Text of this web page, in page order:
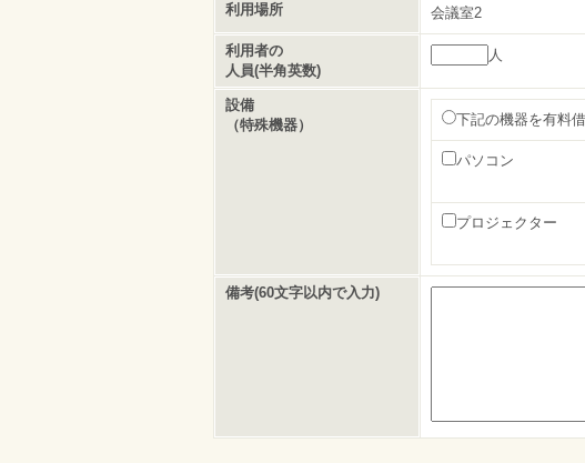
利用場所 会議室2
利用者の
人員(半角英数)
人
設備
（特殊機器）
下記の機器を有料
パソコン
プロジェクター
備考(60文字以内で入力)